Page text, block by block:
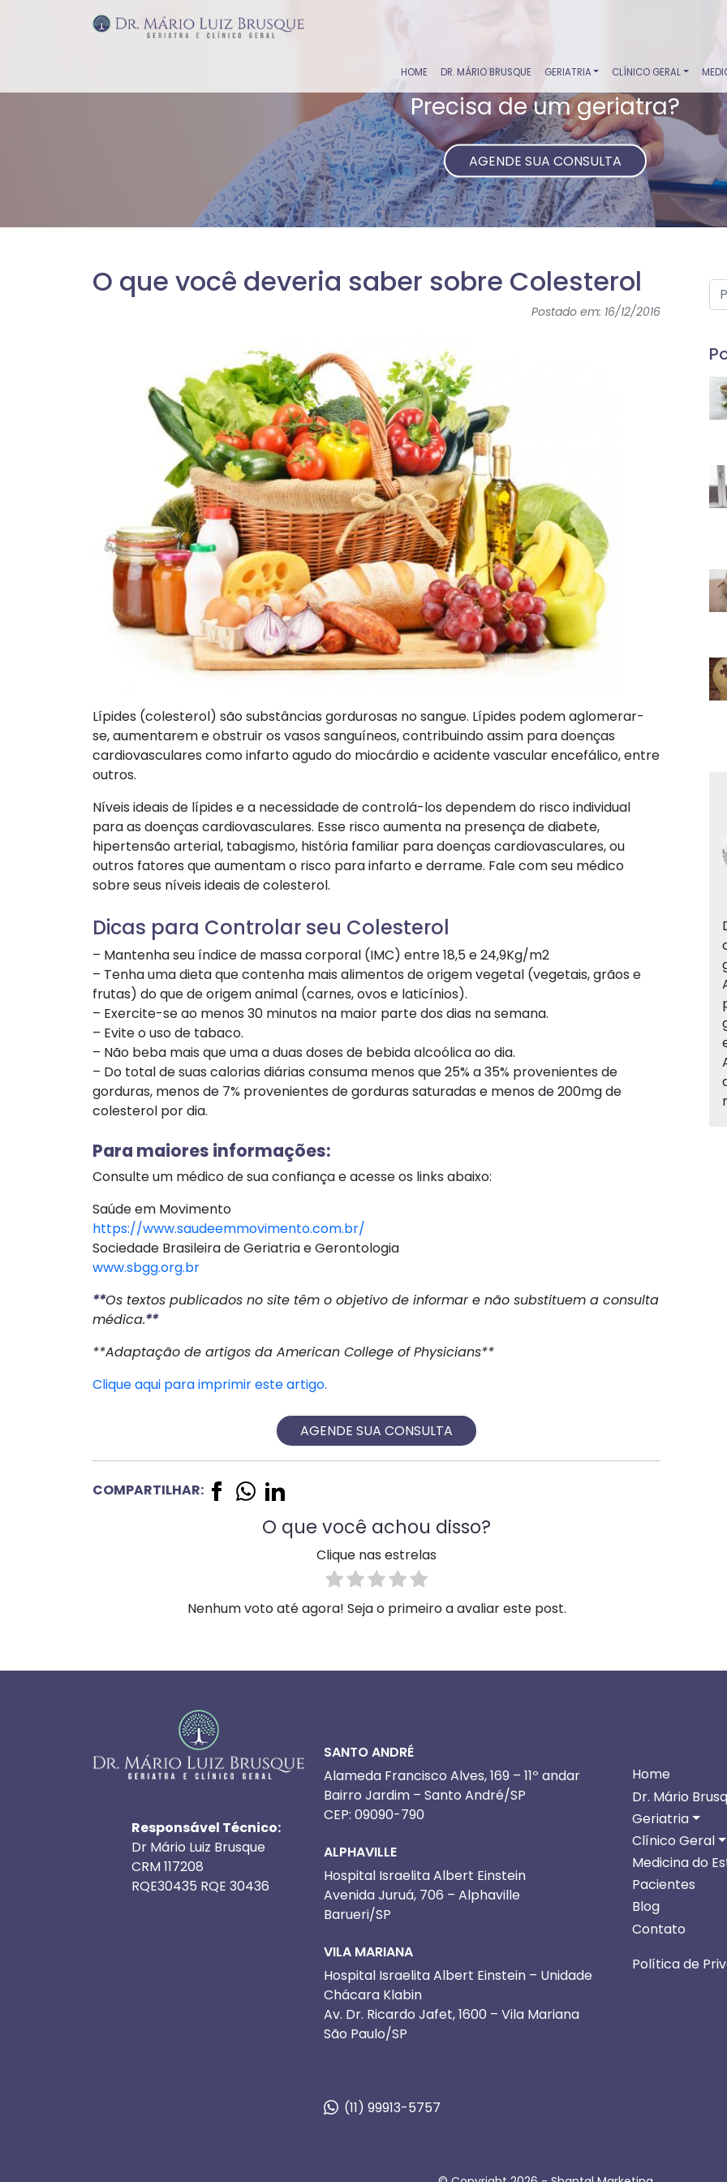
HOME DR. MÁRIO BRUSQUE GERIATRIA CLÍNICO GERAL
Precisa de um geriatra?
AGENDE SUA CONSULTA
O que você deveria saber sobre Colesterol
Postado em: 16/12/2016
Lípides (colesterol) são substâncias gordurosas no sangue. Lípides podem aglomerar-
se, aumentarem e obstruir os vasos sanguíneos, contribuindo assim para doenças
cardiovasculares como infarto agudo do miocárdio e acidente vascular encefálico, entre
outros.
Níveis ideais de lípides e a necessidade de controlá-los dependem do risco individual
para as doenças cardiovasculares. Esse risco aumenta na presença de diabete,
hipertensão arterial, tabagismo, história familiar para doenças cardiovasculares, ou
outros fatores que aumentam o risco para infarto e derrame. Fale com seu médico
sobre seus níveis ideais de colesterol.
Dicas para Controlar seu Colesterol
– Mantenha seu índice de massa corporal (IMC) entre 18,5 e 24,9Kg/m2
– Tenha uma dieta que contenha mais alimentos de origem vegetal (vegetais, grãos e
frutas) do que de origem animal (carnes, ovos e laticínios).
– Exercite-se ao menos 30 minutos na maior parte dos dias na semana.
– Evite o uso de tabaco.
– Não beba mais que uma a duas doses de bebida alcoólica ao dia.
– Do total de suas calorias diárias consuma menos que 25% a 35% provenientes de
gorduras, menos de 7% provenientes de gorduras saturadas e menos de 200mg de
colesterol por dia.
Para maiores informações:
Consulte um médico de sua confiança e acesse os links abaixo:
Saúde em Movimento
https://www.saudeemmovimento.com.br/
Sociedade Brasileira de Geriatria e Gerontologia
www.sbgg.org.br
**Os textos publicados no site têm o objetivo de informar e não substituem a consulta
médica.**
**Adaptação de artigos da American College of Physicians**
Clique aqui para imprimir este artigo.
AGENDE SUA CONSULTA
COMPARTILHAR:
O que você achou disso?
Clique nas estrelas
Nenhum voto até agora! Seja o primeiro a avaliar este post.
Responsável Técnico:
Dr Mário Luiz Brusque
CRM 117208
RQE30435 RQE 30436
SANTO ANDRÉ
Alameda Francisco Alves, 169 – 11º andar
Bairro Jardim – Santo André/SP
CEP: 09090-790
ALPHAVILLE
Hospital Israelita Albert Einstein
Avenida Juruá, 706 – Alphaville
Barueri/SP
VILA MARIANA
Hospital Israelita Albert Einstein – Unidade
Chácara Klabin
Av. Dr. Ricardo Jafet, 1600 – Vila Mariana
São Paulo/SP
(11) 99913-5757
Home
Dr. Mário
Geriatria
Clínico Geral
Medicina do
Pacientes
Blog
Contato
Política de